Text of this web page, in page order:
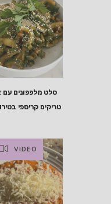
טריקים קריספי
VIDEO